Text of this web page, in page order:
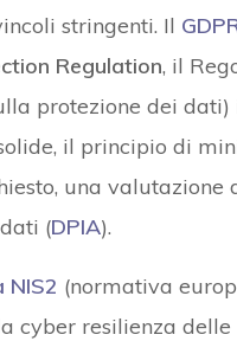
stringenti. Il
Regulation, il
protezione dei dati)
il principio di
una valutazione
(DPIA).
NIS2 (normativa
cyber resilienza